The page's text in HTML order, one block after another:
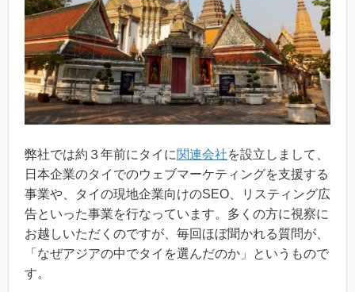
弊社では約３年前にタイに関連会社を設立しまして、
日本企業のタイでのウェブマーケティングを支援する
事業や、タイの現地企業向けのSEO、リスティング広
告といった事業を行なっています。多くの方に視察に
お越しいただくのですが、毎回ほぼ聞かれる質問が、
「なぜアジアの中でタイを選んだのか」というもので
す。